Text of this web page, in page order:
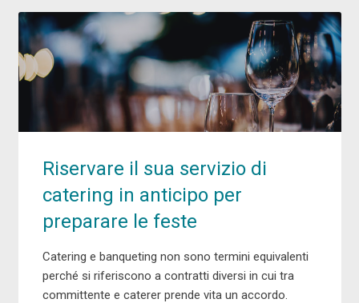
Riservare il sua servizio di
catering in anticipo per
preparare le feste
Catering e banqueting non sono termini equivalenti
perché si riferiscono a contratti diversi in cui tra
committente e caterer prende vita un accordo.